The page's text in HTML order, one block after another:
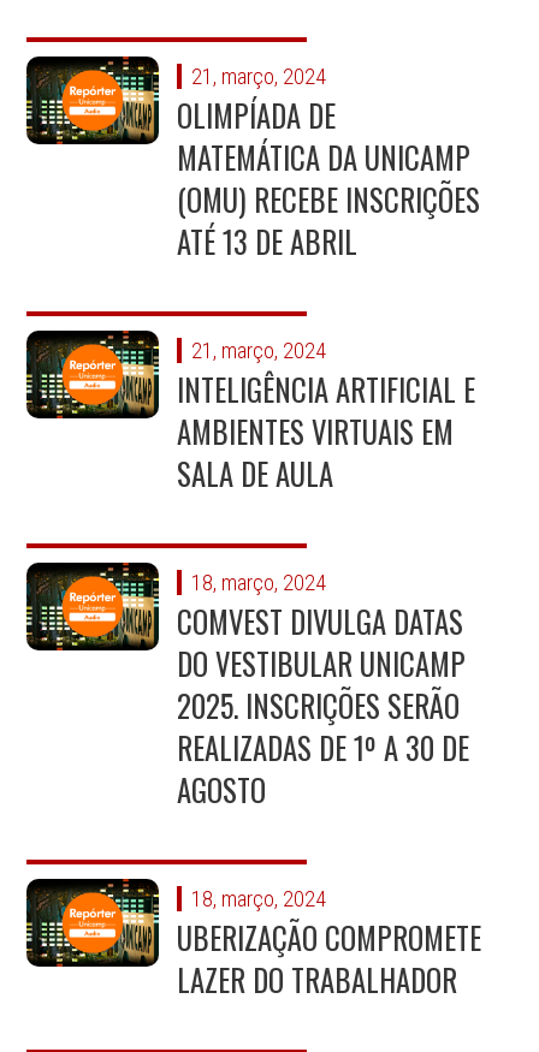
21, março, 2024
OLIMPÍADA DE
MATEMÁTICA DA UNICAMP
(OMU) RECEBE INSCRIÇÕES
ATÉ 13 DE ABRIL
21, março, 2024
INTELIGÊNCIA ARTIFICIAL E
AMBIENTES VIRTUAIS EM
SALA DE AULA
18, março, 2024
COMVEST DIVULGA DATAS
DO VESTIBULAR UNICAMP
2025. INSCRIÇÕES SERÃO
REALIZADAS DE 1º A 30 DE
AGOSTO
18, março, 2024
UBERIZAÇÃO COMPROMETE
LAZER DO TRABALHADOR